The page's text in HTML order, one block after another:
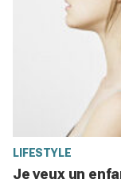
LIFESTYLE
Je veux un